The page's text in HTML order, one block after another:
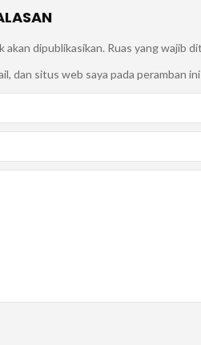
akan dipublikasikan. Ruas yang wajib
dan situs web saya pada peramban